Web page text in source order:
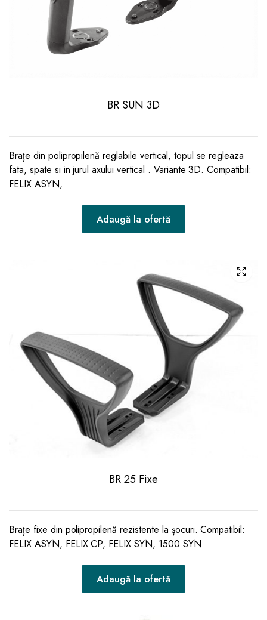
BR SUN 3D
Brațe din polipropilenă reglabile vertical, topul se regleaza
fata, spate si in jurul axului vertical . Variante 3D. Compatibil:
FELIX ASYN,
Adaugă la ofertă
BR 25 Fixe
Brațe fixe din polipropilenă rezistente la șocuri. Compatibil:
FELIX ASYN, FELIX CP, FELIX SYN, 1500 SYN.
Adaugă la ofertă